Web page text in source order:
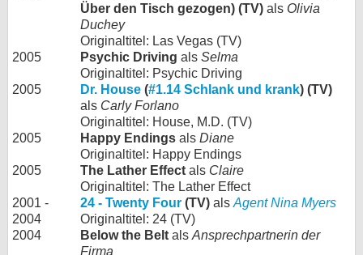
Über den Tisch gezogen) (TV) als Olivia
Duchey
Originaltitel: Las Vegas (TV)
2005
Psychic Driving als Selma
Originaltitel: Psychic Driving
2005
Dr. House (#1.14 Schlank und krank) (TV)
als Carly Forlano
Originaltitel: House, M.D. (TV)
2005
Happy Endings als Diane
Originaltitel: Happy Endings
2005
The Lather Effect als Claire
Originaltitel: The Lather Effect
2001 -
2004
24 - Twenty Four (TV) als Agent Nina Myers
Originaltitel: 24 (TV)
2004
Below the Belt als Ansprechpartnerin der
Firma